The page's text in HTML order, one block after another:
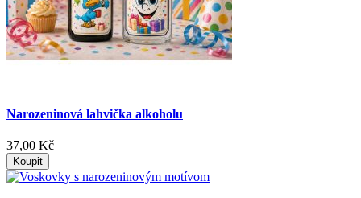
Narozeninová lahvička alkoholu
37,00 Kč
Koupit